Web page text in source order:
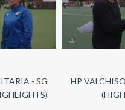
- SG
HP